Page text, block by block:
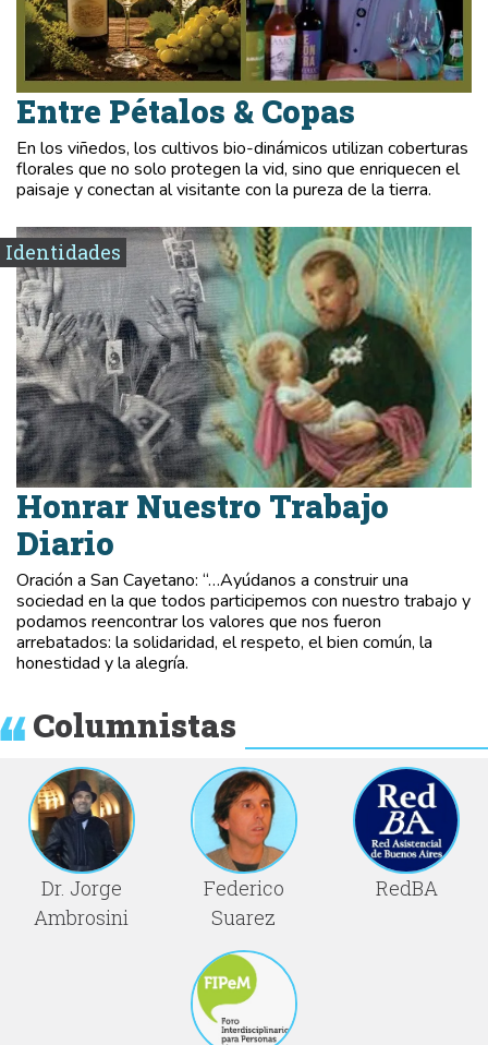
Entre Pétalos & Copas
En los viñedos, los cultivos bio-dinámicos utilizan coberturas
florales que no solo protegen la vid, sino que enriquecen el
paisaje y conectan al visitante con la pureza de la tierra.
Identidades
Honrar Nuestro Trabajo
Diario
Oración a San Cayetano: “…Ayúdanos a construir una
sociedad en la que todos participemos con nuestro trabajo y
podamos reencontrar los valores que nos fueron
arrebatados: la solidaridad, el respeto, el bien común, la
honestidad y la alegría.
Columnistas
Dr. Jorge
Ambrosini
Federico
Suarez
RedBA